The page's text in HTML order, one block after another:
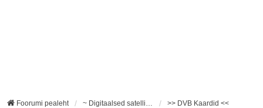
Foorumi pealeht ~ Digitaalsed satelliidivastuvõtjad ~ >> DVB Kaardid <<